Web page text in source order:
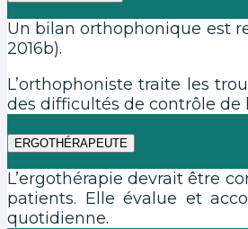
Un bilan orthophonique est
2016b).
L’orthophoniste traite les
des difficultés de contrôle de
ERGOTHÉRAPEUTE
L’ergothérapie devrait être
patients. Elle évalue et
quotidienne.